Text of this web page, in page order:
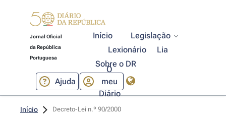
Jornal Oficial
da República
Portuguesa
Início
Legislação
Lexionário
Lia
Sobre o DR
Ajuda
O
meu
Diário
Início Decreto-Lei n.º 90/2000